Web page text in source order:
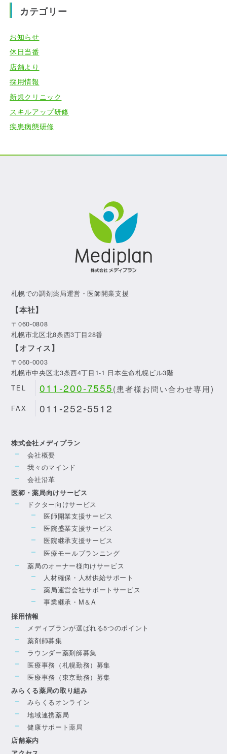
カテゴリー
お知らせ
休日当番
店舗より
採用情報
新規クリニック
スキルアップ研修
疾患病態研修
札幌での調剤薬局運営・医師開業支援
【本社】
〒060-0808
札幌市北区北8条西3丁目28番
【オフィス】
〒060-0003
札幌市中央区北3条西4丁目1-1 日本生命札幌ビル3階
TEL
011-200-7555(患者様お問い合わせ専用)
FAX 011-252-5512
株式会社メディプラン
会社概要
我々のマインド
会社沿革
医師・薬局向けサービス
ドクター向けサービス
医師開業支援サービス
医院盛業支援サービス
医院継承支援サービス
医療モールプランニング
薬局のオーナー様向けサービス
人材確保・人材供給サポート
薬局運営会社サポートサービス
事業継承・M＆A
採用情報
メディプランが選ばれる5つのポイント
薬剤師募集
ラウンダー薬剤師募集
医療事務（札幌勤務）募集
医療事務（東京勤務）募集
みらくる薬局の取り組み
みらくるオンライン
地域連携薬局
健康サポート薬局
店舗案内